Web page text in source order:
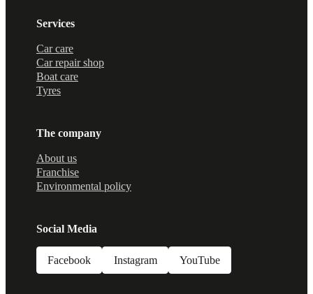
Services
Car care
Car repair shop
Boat care
Tyres
The company
About us
Franchise
Environmental policy
Social Media
Facebook Instagram YouTube